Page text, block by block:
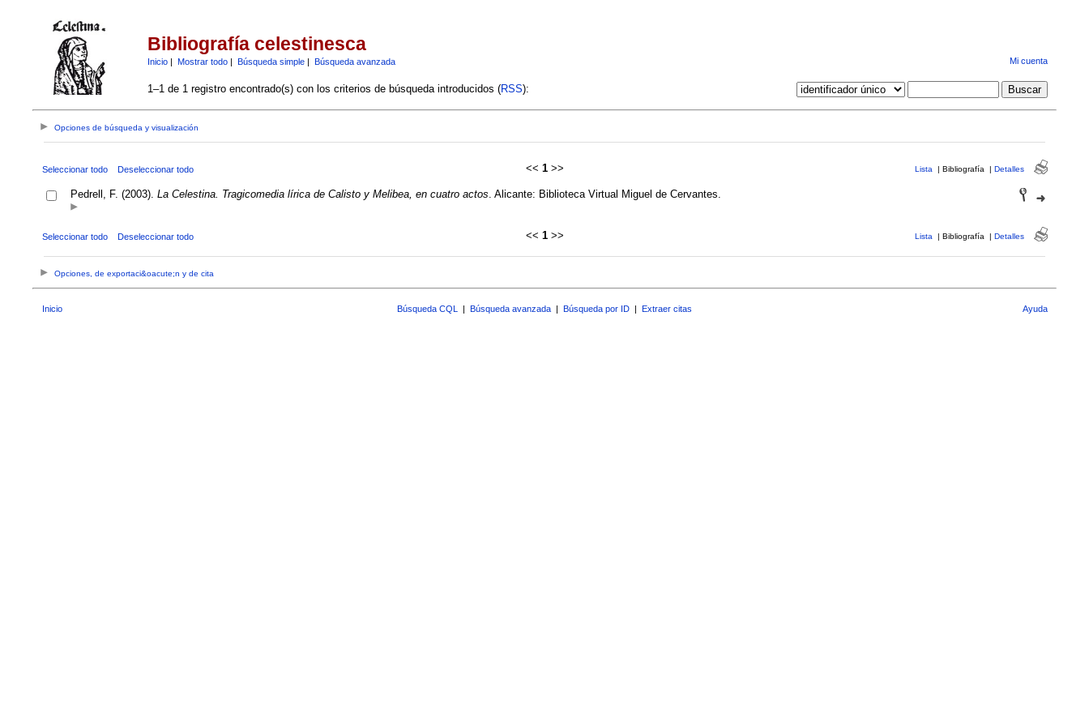
Bibliografía celestinesca
Inicio| Mostrar todo| Búsqueda simple| Búsqueda avanzada Mi cuenta
1–1 de 1 registro encontrado(s) con los criterios de búsqueda introducidos (RSS):
Opciones de búsqueda y visualización
Seleccionar todo Deseleccionar todo << 1>> Lista | Bibliografía | Detalles
Pedrell, F. (2003). La Celestina. Tragicomedia lírica de Calisto y Melibea, en cuatro actos . Alicante: Biblioteca Virtual Miguel de Cervantes.
Seleccionar todo Deseleccionar todo << 1>> Lista | Bibliografía | Detalles
Opciones, de exportaci&oacute;n y de cita
Inicio Búsqueda CQL | Búsqueda avanzada | Búsqueda por ID | Extraer citas Ayuda